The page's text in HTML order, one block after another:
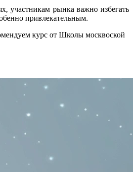
участникам рынка важно избегать
привлекательным.
курс от Школы москвоской